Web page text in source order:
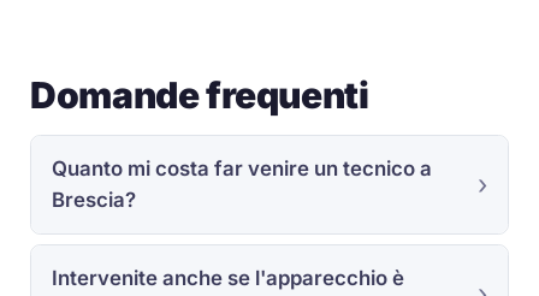
Domande frequenti
Quanto mi costa far venire un tecnico a
Brescia?
Intervenite anche se l'apparecchio è